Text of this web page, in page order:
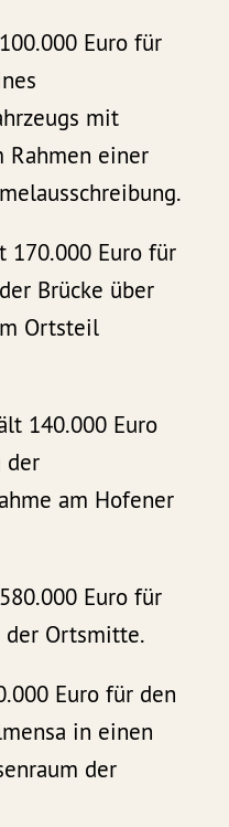
Euro für
mit
Rahmen einer
170.000 Euro für
Brücke über
Ortsteil
140.000 Euro
der
am Hofener
Euro für
Ortsmitte.
Euro für den
in einen
der